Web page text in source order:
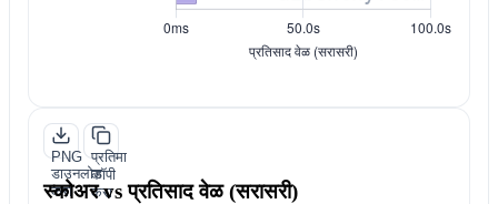
PNG
डाउनलोड
करा
प्रतिमा
कॉपी
करा
स्कोअर vs प्रतिसाद वेळ (सरासरी)